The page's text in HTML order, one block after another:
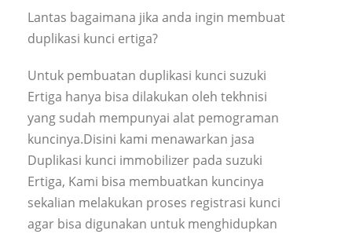
Lantas bagaimana jika anda ingin membuat
duplikasi kunci ertiga?
Untuk pembuatan duplikasi kunci suzuki
Ertiga hanya bisa dilakukan oleh tekhnisi
yang sudah mempunyai alat pemograman
kuncinya.Disini kami menawarkan jasa
Duplikasi kunci immobilizer pada suzuki
Ertiga, Kami bisa membuatkan kuncinya
sekalian melakukan proses registrasi kunci
agar bisa digunakan untuk menghidupkan